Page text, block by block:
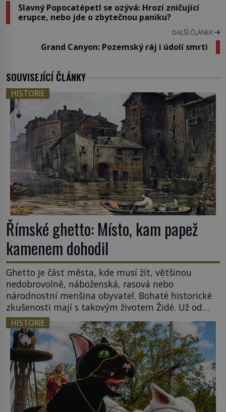
Slavný Popocatépetl se ozývá: Hrozí zničující
erupce, nebo jde o zbytečnou paniku?
DALŠÍ ČLÁNEK
Grand Canyon: Pozemský ráj i údolí smrti
SOUVISEJÍCÍ ČLÁNKY
HISTORIE
Římské ghetto: Místo, kam papež
kamenem dohodil
Ghetto je část města, kde musí žít, většinou
nedobrovolně, náboženská, rasová nebo
národnostní menšina obyvatel. Bohaté historické
zkušenosti mají s takovým životem Židé. Už od
středověku jsou totiž v každou chvíli nuceni v
nějakém žít. Mezi ty nejslavnější patří i římské
ghetto založené v roce 1555. Pokud jde o vztah
k Židům, nemá se Řím čím chlubit. […]
HISTORIE